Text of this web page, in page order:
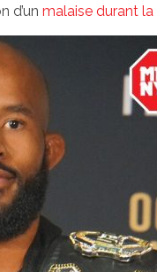
d’un malaise durant